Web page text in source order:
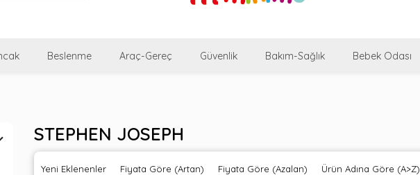
Beslenme Araç-Gereç Güvenlik Bakım-Sağlık Bebek Odası
STEPHEN JOSEPH
Yeni Eklenenler Fiyata Göre (Artan) Fiyata Göre (Azalan) Ürün Adına Göre (A>Z)